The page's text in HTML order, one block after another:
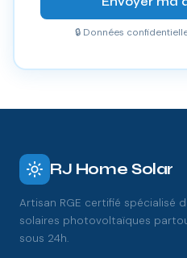
🔒 Données
RJ Home Solar
Artisan RGE certifié spécialisé
solaires photovoltaïques
sous 24h.